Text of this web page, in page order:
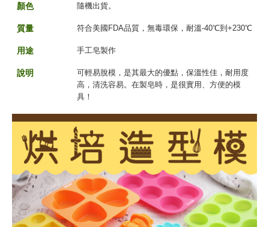
顏色 隨機出貨。
質量 符合美國FDA品質，無毒環保，耐溫-40℃到+230℃
用途 手工皂製作
說明
可輕易脫模，是其最大的優點，保溫性佳，耐用度
高，清洗容易。在製皂時，是很實用、方便的模
具！